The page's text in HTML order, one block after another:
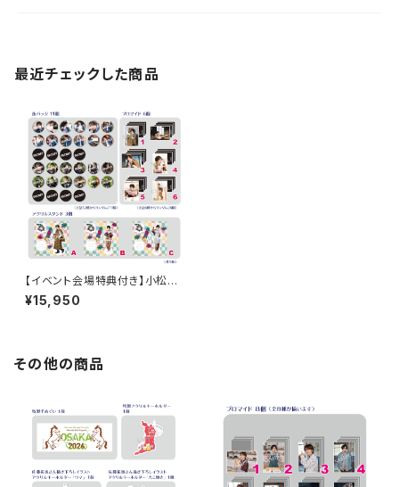
最近チェックした商品
【イベント会場特典付き】小松昌
平の盤・番・絆! 第13回、第14回
グッズセット
¥15,950
その他の商品